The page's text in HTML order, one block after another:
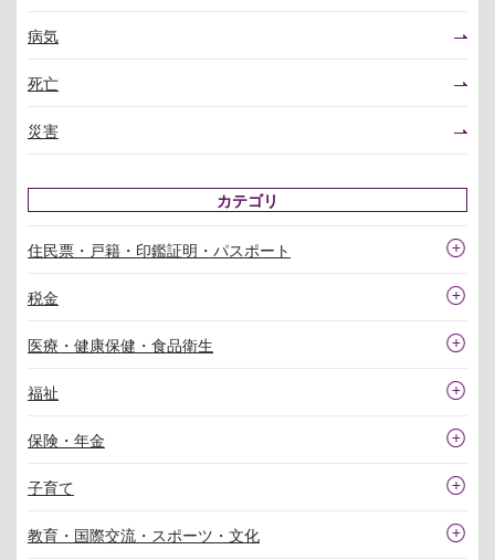
病気
死亡
災害
カテゴリ
住民票・戸籍・印鑑証明・パスポート
税金
医療・健康保健・食品衛生
福祉
保険・年金
子育て
教育・国際交流・スポーツ・文化